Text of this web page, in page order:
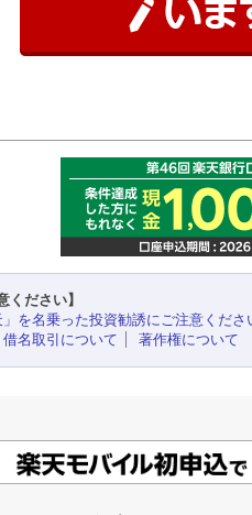
ください】
」を名乗った投資勧誘にご注意くださ
名取引について
著作権について